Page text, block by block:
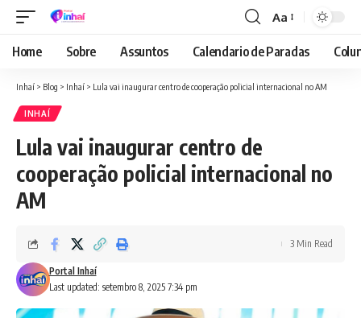
Font
Resizer
Aa
Home Sobre Assuntos Calendario de Paradas
Inhaí > Blog > Inhaí > Lula vai inaugurar centro de cooperação policial internacional no AM
INHAÍ
Lula vai inaugurar centro de
cooperação policial internacional no
AM
Last updated: setembro 8, 2025 7:34 pm
Portal Inhaí
3 Min Read